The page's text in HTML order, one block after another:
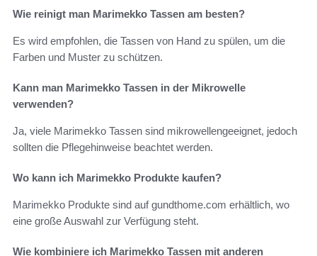
Wie reinigt man Marimekko Tassen am besten?
Es wird empfohlen, die Tassen von Hand zu spülen, um die
Farben und Muster zu schützen.
Kann man Marimekko Tassen in der Mikrowelle
verwenden?
Ja, viele Marimekko Tassen sind mikrowellengeeignet, jedoch
sollten die Pflegehinweise beachtet werden.
Wo kann ich Marimekko Produkte kaufen?
Marimekko Produkte sind auf gundthome.com erhältlich, wo
eine große Auswahl zur Verfügung steht.
Wie kombiniere ich Marimekko Tassen mit anderen